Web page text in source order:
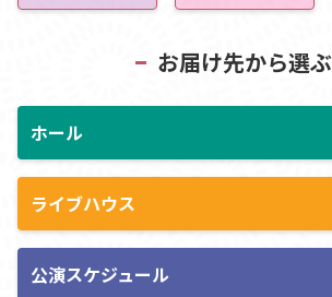
お届け先から選ぶ
ホール
ライブハウス
公演スケジュール